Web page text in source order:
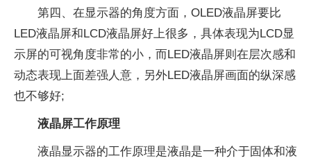
第四、在显示器的角度方面，OLED液晶屏要比
LED液晶屏和LCD液晶屏好上很多，具体表现为LCD显
示屏的可视角度非常的小，而LED液晶屏则在层次感和
动态表现上面差强人意，另外LED液晶屏画面的纵深感
也不够好;
液晶屏工作原理
液晶显示器的工作原理是液晶是一种介于固体和液